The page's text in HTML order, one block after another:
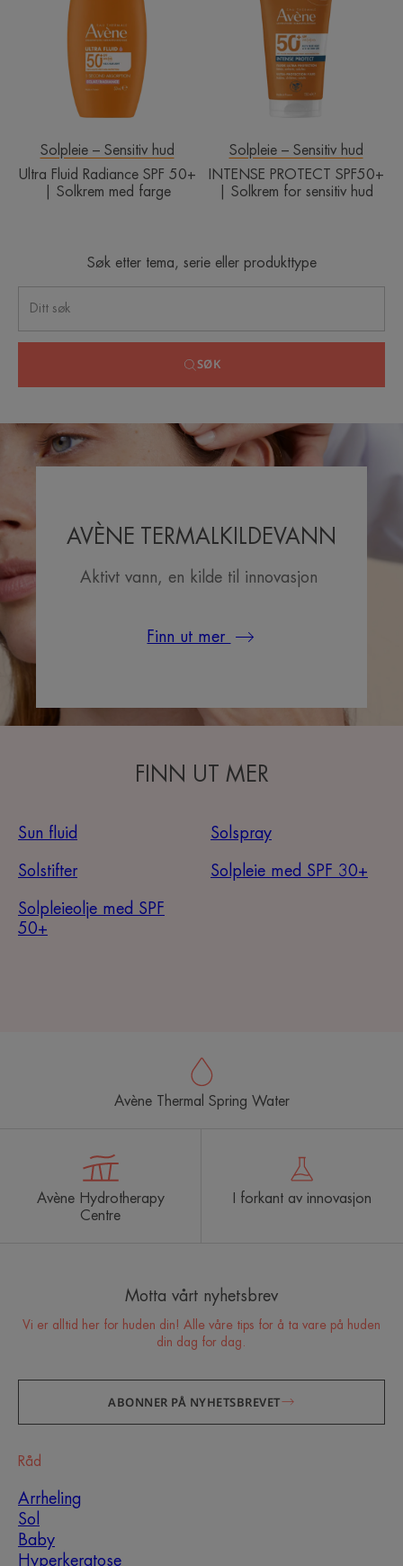
Radiance
SPF
50+
|
Solkrem
med
Solpleie – Sensitiv hud
Ultra Fluid Radiance SPF 50+
| Solkrem med farge
SPF50+
|
Solkrem
for
sensitiv
Solpleie – Sensitiv hud
INTENSE PROTECT SPF50+
| Solkrem for sensitiv hud
Søk etter tema, serie eller produkttype
SØK
AVÈNE TERMALKILDEVANN
Aktivt vann, en kilde til innovasjon
Finn ut mer
FINN UT MER
Sun fluid Solspray
Solstifter Solpleie med SPF 30+
Solpleieolje med SPF
50+
Avène Thermal Spring Water
Avène Hydrotherapy
Centre
I forkant av innovasjon
Motta vårt nyhetsbrev
Vi er alltid her for huden din! Alle våre tips for å ta vare på huden
din dag for dag.
ABONNER PÅ NYHETSBREVET
Råd
Arrheling
Sol
Baby
Hyperkeratose